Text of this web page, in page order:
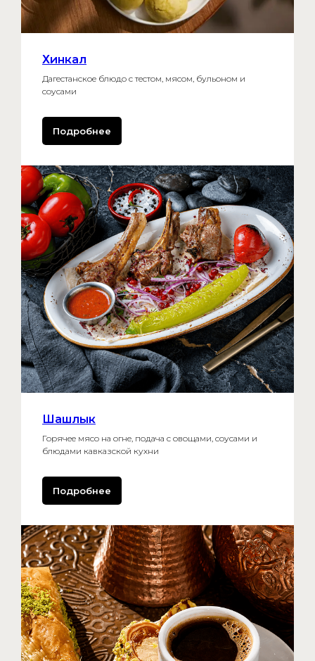
Хинкал
Дагестанское блюдо с тестом, мясом, бульоном и
соусами
Подробнее
Шашлык
Горячее мясо на огне, подача с овощами, соусами и
блюдами кавказской кухни
Подробнее
ООО "НАХИЧЕВАНЬ ИНВЕСТ"
ИНН: 7704448970, КПП:
773601001 +7 495 859-23-01
Юр.адрес: Москва г, вн.тер.г.
муниципальный округ
Ломоносовский, ул. Академика
Пилюгина, д. 8А, этаж 1, ком. 11
персональных данных для
посетителей сайта
Согласие на обработку
персональных данных,
ОГРН 5177746323332
Мичуринский просп.,
13А, стр. 1 (этаж 2)
ВСК-ЧТ 10:00–22:00
ПТ-СБ 10:00–23:00
+7 999-555-72-55
Eat.arena@yandex.com